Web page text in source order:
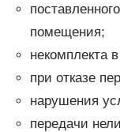
помещения;
некомплекта
при отказе
нарушения
передачи